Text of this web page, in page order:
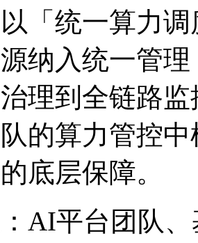
以「统一算力
纳入统一管理
存治理到全链
的算力管控中
底层保障。
：AI平台团队